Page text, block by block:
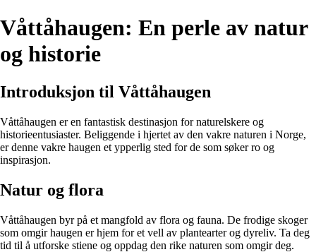
Våttåhaugen: En perle av natur
og historie
Introduksjon til Våttåhaugen
Våttåhaugen er en fantastisk destinasjon for naturelskere og
historieentusiaster. Beliggende i hjertet av den vakre naturen i Norge,
er denne vakre haugen et ypperlig sted for de som søker ro og
inspirasjon.
Natur og flora
Våttåhaugen byr på et mangfold av flora og fauna. De frodige skoger
som omgir haugen er hjem for et vell av plantearter og dyreliv. Ta deg
tid til å utforske stiene og oppdag den rike naturen som omgir deg.